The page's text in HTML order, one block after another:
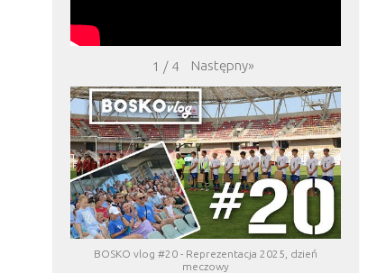
1 / 4 Następny»
BOSKO vlog #20 - Reprezentacja 2025, dzień
meczowy